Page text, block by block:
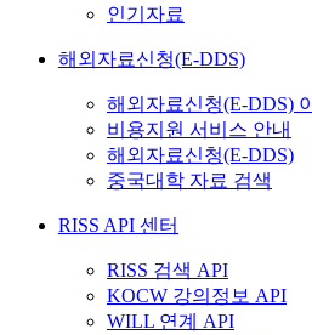
인기자료
해외자료신청(E-DDS)
해외자료신청(E-DDS)
비용지원 서비스 안내
해외자료신청(E-DDS)
중국대학 자료 검색
RISS API 센터
RISS 검색 API
KOCW 강의정보 API
WILL 연계 API